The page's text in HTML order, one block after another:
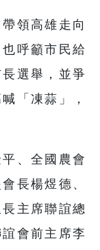
領高雄走向
呼籲市民給
選舉，並爭
「凍蒜」，
、全國農會
長楊煜德、
主席聯誼總
會前主席李